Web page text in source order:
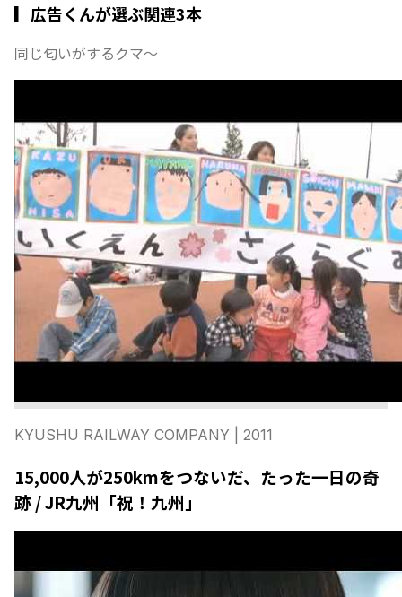
▎広告くんが選ぶ関連3本
同じ匂いがするクマ〜
KYUSHU RAILWAY COMPANY | 2011
15,000人が250kmをつないだ、たった一日の奇
跡 / JR九州「祝！九州」